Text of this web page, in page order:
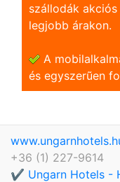
szállodák
legjobb árakon.
A
és egyszerũen
+36 (1) 227-9614
✔️ Ungarn Hotels -